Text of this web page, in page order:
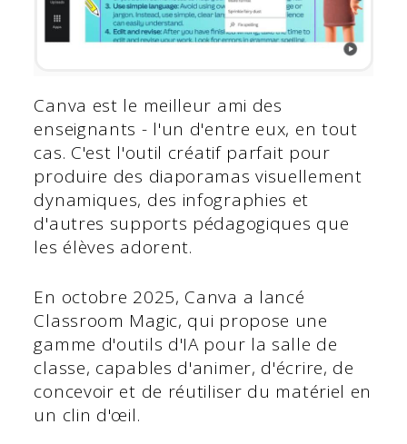
Canva est le meilleur ami des
enseignants - l'un d'entre eux, en tout
cas. C'est l'outil créatif parfait pour
produire des diaporamas visuellement
dynamiques, des infographies et
d'autres supports pédagogiques que
les élèves adorent.
En octobre 2025, Canva a lancé
Classroom Magic, qui propose une
gamme d'outils d'IA pour la salle de
classe, capables d'animer, d'écrire, de
concevoir et de réutiliser du matériel en
un clin d'œil.